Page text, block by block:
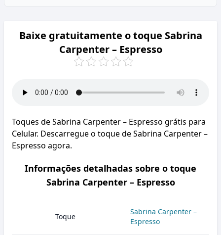
Baixe gratuitamente o toque Sabrina
Carpenter – Espresso
Toques de Sabrina Carpenter – Espresso grátis para
Celular. Descarregue o toque de Sabrina Carpenter –
Espresso agora.
Informações detalhadas sobre o toque
Sabrina Carpenter – Espresso
Toque
Sabrina Carpenter –
Espresso